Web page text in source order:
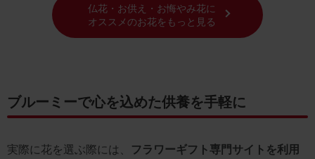
仏花・お供え・お悔やみ花に
オススメのお花をもっと見る
ブルーミーで心を込めた供養を手軽に
実際に花を選ぶ際には、 フラワーギフト専門サイトを利用